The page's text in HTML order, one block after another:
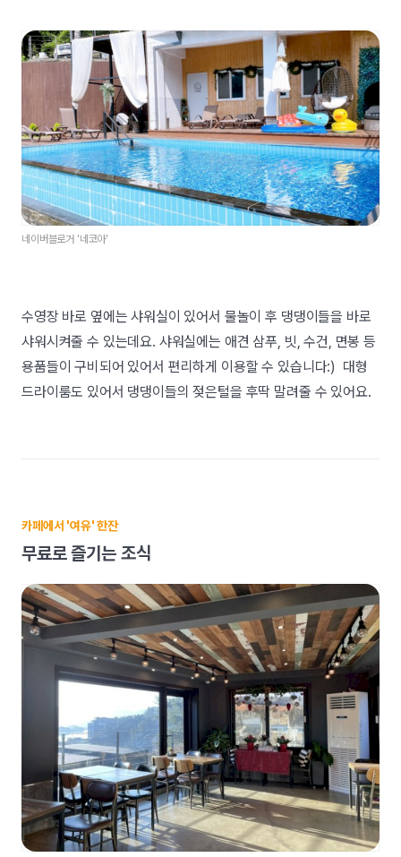
네이버블로거 '네코아'
수영장 바로 옆에는 샤워실이 있어서 물놀이 후 댕댕이들을 바로
샤워시켜줄 수 있는데요. 샤워실에는 애견 삼푸, 빗, 수건, 면봉 등
용품들이 구비되어 있어서 편리하게 이용할 수 있습니다:) 대형
드라이룸도 있어서 댕댕이들의 젖은털을 후딱 말려줄 수 있어요.
카페에서 '여유' 한잔
무료로 즐기는 조식